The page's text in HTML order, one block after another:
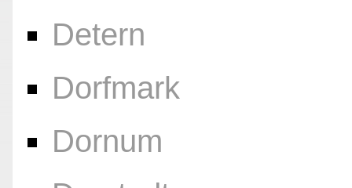
Detern
Dorfmark
Dornum